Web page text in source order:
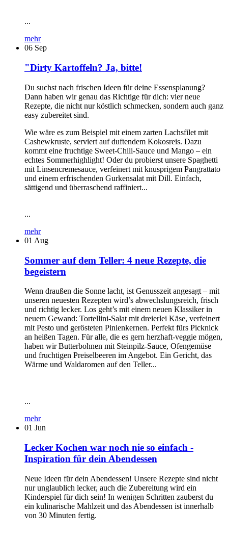
...
mehr
06 Sep
"Dirty Kartoffeln? Ja, bitte!
Du suchst nach frischen Ideen für deine Essensplanung?
Dann haben wir genau das Richtige für dich: vier neue
Rezepte, die nicht nur köstlich schmecken, sondern auch ganz
easy zubereitet sind.
Wie wäre es zum Beispiel mit einem zarten Lachsfilet mit
Cashewkruste, serviert auf duftendem Kokosreis. Dazu
kommt eine fruchtige Sweet-Chili-Sauce und Mango – ein
echtes Sommerhighlight! Oder du probierst unsere Spaghetti
mit Linsencremesauce, verfeinert mit knusprigem Pangrattato
und einem erfrischenden Gurkensalat mit Dill. Einfach,
sättigend und überraschend raffiniert...
...
mehr
01 Aug
Sommer auf dem Teller: 4 neue Rezepte, die
begeistern
Wenn draußen die Sonne lacht, ist Genusszeit angesagt – mit
unseren neuesten Rezepten wird’s abwechslungsreich, frisch
und richtig lecker. Los geht’s mit einem neuen Klassiker in
neuem Gewand: Tortellini-Salat mit dreierlei Käse, verfeinert
mit Pesto und gerösteten Pinienkernen. Perfekt fürs Picknick
an heißen Tagen. Für alle, die es gern herzhaft-veggie mögen,
haben wir Butterbohnen mit Steinpilz-Sauce, Ofengemüse
und fruchtigen Preiselbeeren im Angebot. Ein Gericht, das
Wärme und Waldaromen auf den Teller...
...
mehr
01 Jun
Lecker Kochen war noch nie so einfach -
Inspiration für dein Abendessen
Neue Ideen für dein Abendessen! Unsere Rezepte sind nicht
nur unglaublich lecker, auch die Zubereitung wird ein
Kinderspiel für dich sein! In wenigen Schritten zauberst du
ein kulinarische Mahlzeit und das Abendessen ist innerhalb
von 30 Minuten fertig.